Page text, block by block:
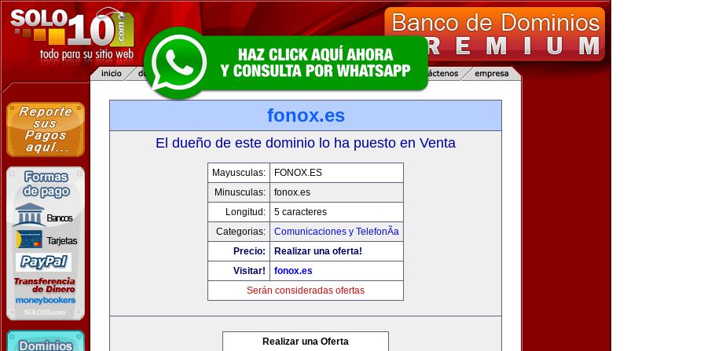
fonox.es
El dueño de este dominio lo ha puesto en Venta
Mayusculas:
FONOX.ES
Minusculas:
fonox.es
Longitud:
5 caracteres
Categorias:
Comunicaciones y TelefonÃ­a
Precio:
Realizar una oferta!
Visitar!
fonox.es
Serán consideradas ofertas
Realizar una Oferta